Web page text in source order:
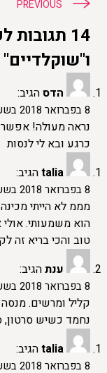
ניווטPREVIOUS
14
הדסהגיב:
8 בפברואר 2018 בשעה 13:39
נראה מעולה! אפשר
כרגע ובא לי לנסות
taliaהגיב:
8 בפברואר 2018 בשעה 15:22
מממ לא הייתי
הוא משמעותי.
טוב והכי בריא זה
ענתהגיב:
8 בפברואר 2018 בשעה 14:06
קליל ומרשים.
נחמד כשיש סרטון,
taliaהגיב:
8 בפברואר 2018 בשעה 15:23